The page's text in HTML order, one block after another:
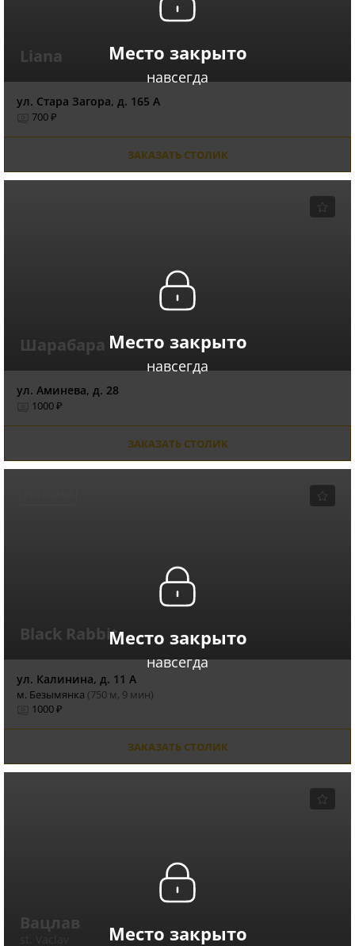
Место закрыто
навсегда
Liana
ул. Стара Загора, д. 165 А
700 ₽
ЗАКАЗАТЬ СТОЛИК
Место закрыто
навсегда
Шарабара
ул. Аминева, д. 28
1000 ₽
ЗАКАЗАТЬ СТОЛИК
Место закрыто
навсегда
Black Rabbit
ул. Калинина, д. 11 А
м. Безымянка (750 м, 9 мин)
1000 ₽
ЗАКАЗАТЬ СТОЛИК
Место закрыто
Вацлав